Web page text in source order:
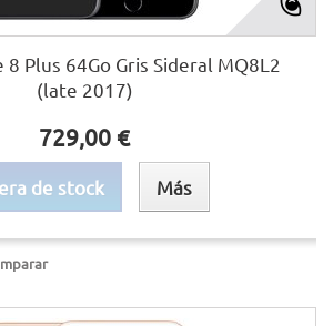
8 Plus 64Go Gris Sideral MQ8L2
(late 2017)
729,00 €
de stock Más